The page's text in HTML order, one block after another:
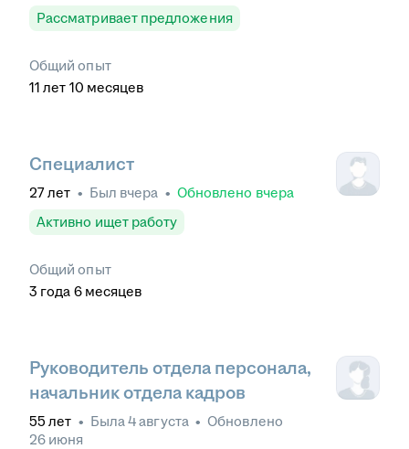
Рассматривает предложения
Общий опыт
11 лет 10 месяцев
Специалист
27лет • Был вчера • Обновлено вчера
Активно ищет работу
Общий опыт
3 года 6 месяцев
Руководитель отдела персонала,
начальник отдела кадров
55 лет • Была4 августа • Обновлено
26 июня